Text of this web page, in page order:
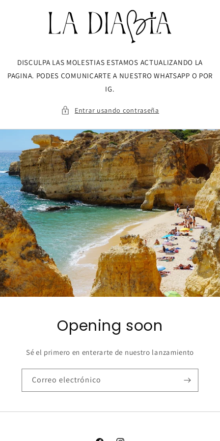
directamente
DISCULPA LAS MOLESTIAS ESTAMOS ACTUALIZANDO LA
PAGINA. PODES COMUNICARTE A NUESTRO WHATSAPP O POR
IG.
Entrar usando contraseña
Opening soon
Sé el primero en enterarte de nuestro lanzamiento
Correo electrónico